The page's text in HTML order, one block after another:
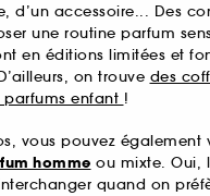
d’un accessoire... Des
une routine parfum
en éditions limitées et
on trouve des
parfums enfant !
vous pouvez également
homme ou mixte. Oui,
quand on